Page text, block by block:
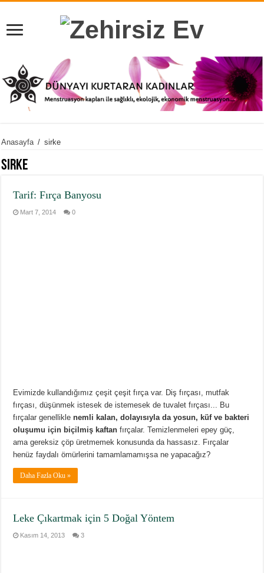
Anasayfa / sirke
sirke
Tarif: Fırça Banyosu
Mart 7, 2014 0
Evimizde kullandığımız çeşit çeşit fırça var. Diş fırçası, mutfak
fırçası, düşünmek istesek de istemesek de tuvalet fırçası... Bu
fırçalar genelliklenemli kalan, dolayısıyla da yosun, küf ve bakteri
oluşumu için biçilmiş kaftan fırçalar. Temizlenmeleri epey güç,
ama gereksiz çöp üretmemek konusunda da hassasız. Fırçalar
henüz faydalı ömürlerini tamamlamamışsa ne yapacağız?
Daha Fazla Oku »
Leke Çıkartmak için 5 Doğal Yöntem
Kasım 14, 2013 3